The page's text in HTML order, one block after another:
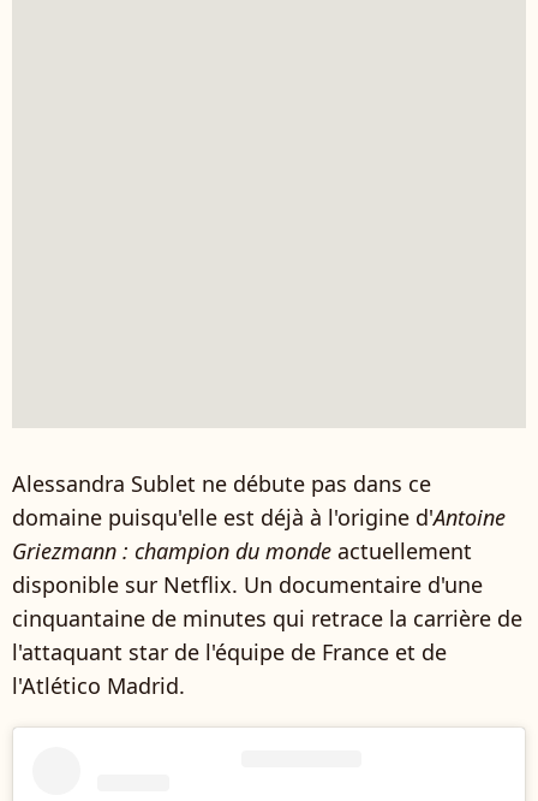
Alessandra Sublet ne débute pas dans ce
domaine puisqu'elle est déjà à l'origine d'Antoine
Griezmann : champion du monde actuellement
disponible sur Netflix. Un documentaire d'une
cinquantaine de minutes qui retrace la carrière de
l'attaquant star de l'équipe de France et de
l'Atlético Madrid.